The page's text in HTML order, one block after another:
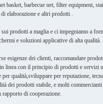
basket, barbecue net, filter equipment,
di elaborazione e altri prodotti .
prodotti a maglia e ci impegniamo a
e soluzioni applicative di alta qualità.
esigenze dei clienti, raccomandare
linea con il principio di prodotti e servizi
per qualità,sviluppare per reputazione,
dei prodotti stabile, e molti
di cooperazione.